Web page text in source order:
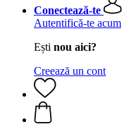
Conectează-te
Autentifică-te acum
Ești nou aici?
Creează un cont